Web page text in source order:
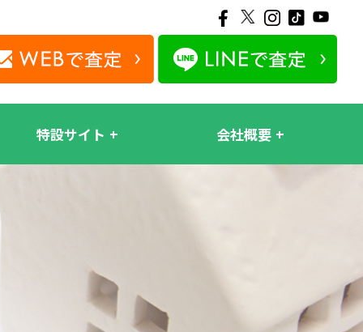
特設サイト 会社概要